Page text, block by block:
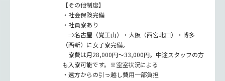
【その他制度】
・社会保険完備
・社員寮あり
⇒名古屋（覚王山）・大阪（西宮北口）・博多
（西新）に女子寮完備。
寮費は月28,000円～33,000円。中途スタッフの方
も入寮可能です。※空室状況による
・遠方からの引っ越し費用一部負担